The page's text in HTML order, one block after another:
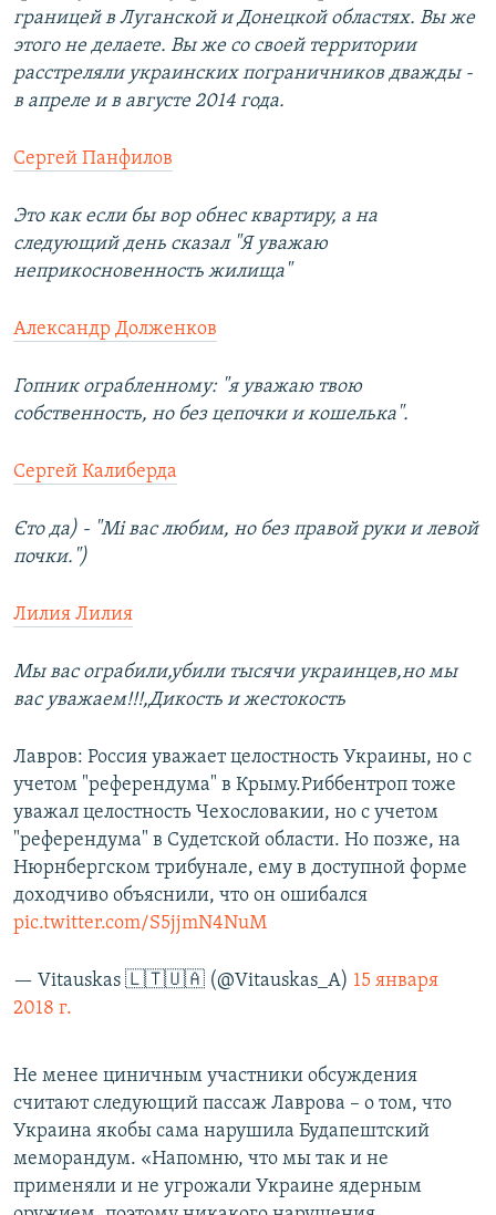
границей в Луганской и Донецкой областях. Вы же
этого не делаете. Вы же со своей территории
расстреляли украинских пограничников дважды -
в апреле и в августе 2014 года.
Сергей Панфилов
Это как если бы вор обнес квартиру, а на
следующий день сказал "Я уважаю
неприкосновенность жилища"
Александр Долженков
Гопник ограбленному: "я уважаю твою
собственность, но без цепочки и кошелька".
Сергей Калиберда
Єто да) - "Мі вас любим, но без правой руки и левой
почки.")
Лилия Лилия
Мы вас ограбили,убили тысячи украинцев,но мы
вас уважаем!!!,Дикость и жестокость
Лавров: Россия уважает целостность Украины, но с
учетом "референдума" в Крыму.Риббентроп тоже
уважал целостность Чехословакии, но с учетом
"референдума" в Судетской области. Но позже, на
Нюрнбергском трибунале, ему в доступной форме
доходчиво объяснили, что он ошибался
pic.twitter.com/S5jjmN4NuM
— Vitauskas 🇱🇹🇺🇦 (@Vitauskas_A) 15 января
2018 г.
Не менее циничным участники обсуждения
считают следующий пассаж Лаврова – о том, что
Украина якобы сама нарушила Будапештский
меморандум. «Напомню, что мы так и не
применяли и не угрожали Украине ядерным